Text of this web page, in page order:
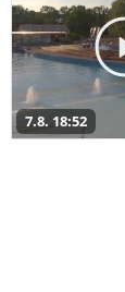
7.8. 18:52